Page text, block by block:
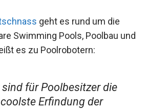
geht es rund um die
Swimming Pools, Poolbau und
es zu Poolrobotern:
für Poolbesitzer die
Erfindung der